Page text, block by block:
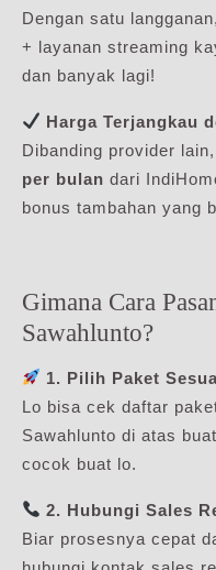
Dengan satu
+ layanan streaming
dan banyak lagi!
Harga Terjangkau
Dibanding provider
per bulan dari
bonus tambahan yang
Gimana Cara
Sawahlunto?
1. Pilih Paket
Lo bisa cek daftar
Sawahlunto di atas
cocok buat lo.
2. Hubungi Sales
Biar prosesnya cepat